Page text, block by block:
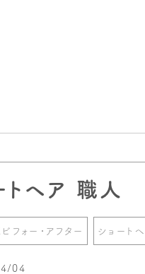
トヘア 職人
フォー・アフター ショート
04